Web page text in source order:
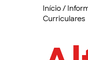
Início/
Curriculares